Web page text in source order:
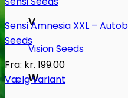
V
Vision Seeds
W
Sensi Amnesia XXL –
Seeds
Fra: kr. 199.00
Vælg variant